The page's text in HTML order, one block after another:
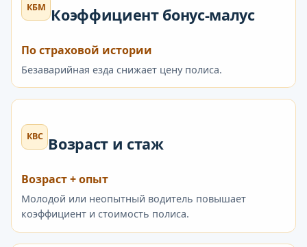
КБМ Коэффициент бонус-малус
По страховой истории
Безаварийная езда снижает цену полиса.
КВС Возраст и стаж
Возраст + опыт
Молодой или неопытный водитель повышает
коэффициент и стоимость полиса.